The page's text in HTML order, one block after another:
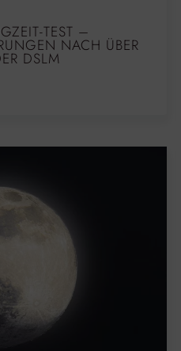
TEST –
NACH ÜBER
DSLM